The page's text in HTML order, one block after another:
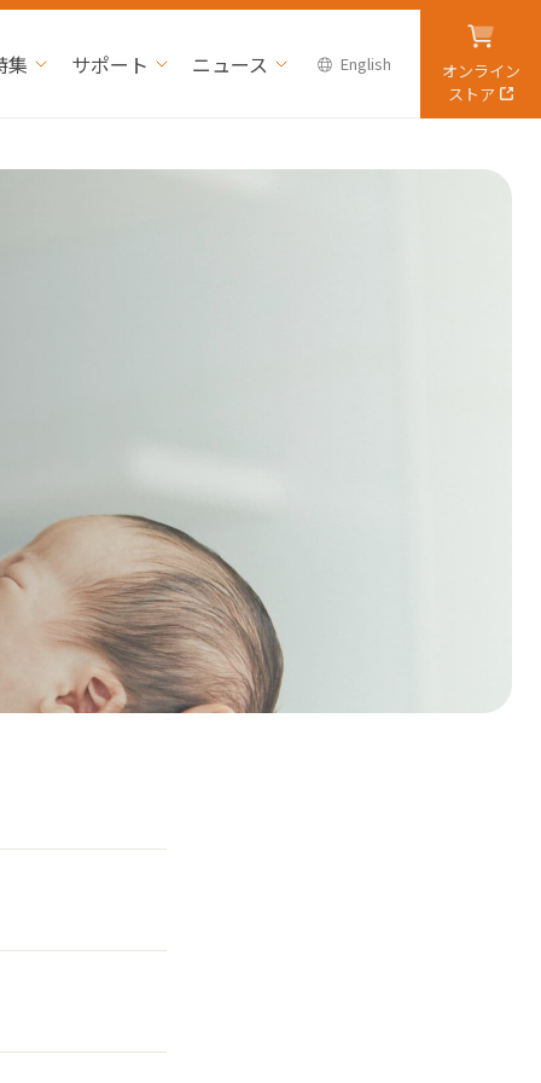
集 サポート ニュース English
オンライン
ストア